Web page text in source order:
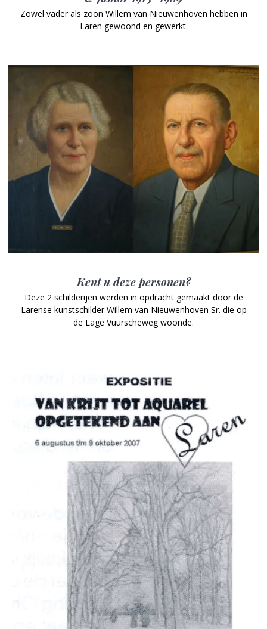
Zowel vader als zoon Willem van Nieuwenhoven hebben in
Laren gewoond en gewerkt.
Kent u deze personen?
Deze 2 schilderijen werden in opdracht gemaakt door de
Larense kunstschilder Willem van Nieuwenhoven Sr. die op
de Lage Vuurscheweg woonde.